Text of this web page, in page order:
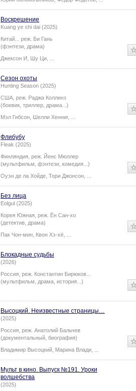
Воскрешение
Kuang ye shi dai (2025)
Китай... реж. Би Гань
(фэнтези, драма)
Джексон И
Шу Ци
Сезон охоты
Hunting Season (2025)
США, реж. Раджа Коллинз
(боевик, триллер, драма...)
Мэл Гибсон Шелли Хенниг,
Флибубу
Fleak (2025)
Финляндия, реж. Йенс Мюллер
(мультфильм, фэнтези, комедия...)
Оуэн де ла Хойде Тори Джонсон
Без лица
Eolgul (2025)
Корея Южная, реж. Ён Сан-хо
(детектив, драма)
Пак Чон-мин Квон Хэ-хё
Блокадные судьбы
(2026)
Россия, реж. Константин Бирюков
(мультфильм, драма, история...)
Высоцкий. Неизвестные страницы…
(2025)
Россия, реж. Анатолий Бальчев
(документальный, биография)
Владимир Высоцкий Марина Влади
Мульт в кино. Выпуск №191. Уроки
волшебства
(2025)